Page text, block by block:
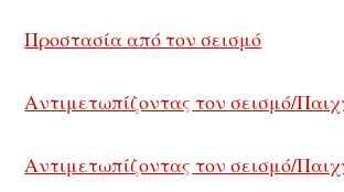
Προστασία από τον σεισμό
Αντιμετωπίζοντας τον σεισμό/
Αντιμετωπίζοντας τον σεισμό/